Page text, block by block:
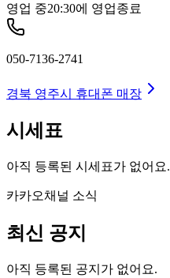
영업 중20:30에 영업종료
050-7136-2741
경북 영주시 휴대폰 매장
시세표
아직 등록된 시세표가 없어요.
카카오채널 소식
최신 공지
아직 등록된 공지가 없어요.